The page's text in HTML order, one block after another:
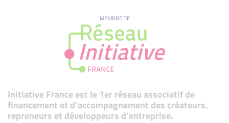
MEMBRE DE
Initiative France est le 1er réseau associatif de
financement et d’accompagnement des créateurs,
repreneurs et développeurs d’entreprise.